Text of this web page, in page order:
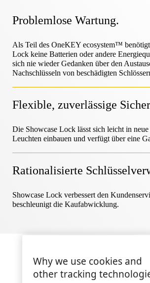
Zugangskontrolle
Verkaufsstelle
Heimwerken & Renovieren
Hypermarkt & Lebensmittelgeschäft
Mobilfunkanbieter
Spezialität Einzelhandel
LIVE Schlösser
MagStand
Zips
Sicherheit von Hängewaren
Intelligente Schlösser
Sensor-Tags und Detacher
Nachhaltigkeit
Karriere bei InVue
Geschäftspartner
Blog
Fallstudien
Problemlose Wartung.
Als Teil des OneKEY ecosystem™
Lock keine Batterien oder andere
sich nie wieder Gedanken über den
Nachschlüsseln von beschädigten
Flexible, zuverlässige
Die Showcase Lock lässt sich leicht in neue
Leuchten einbauen und verfügt über eine
Rationalisierte
Showcase Lock verbessert den
beschleunigt die Kaufabwicklung.
Optische Anzeigen
Why we use cookies and
other tracking